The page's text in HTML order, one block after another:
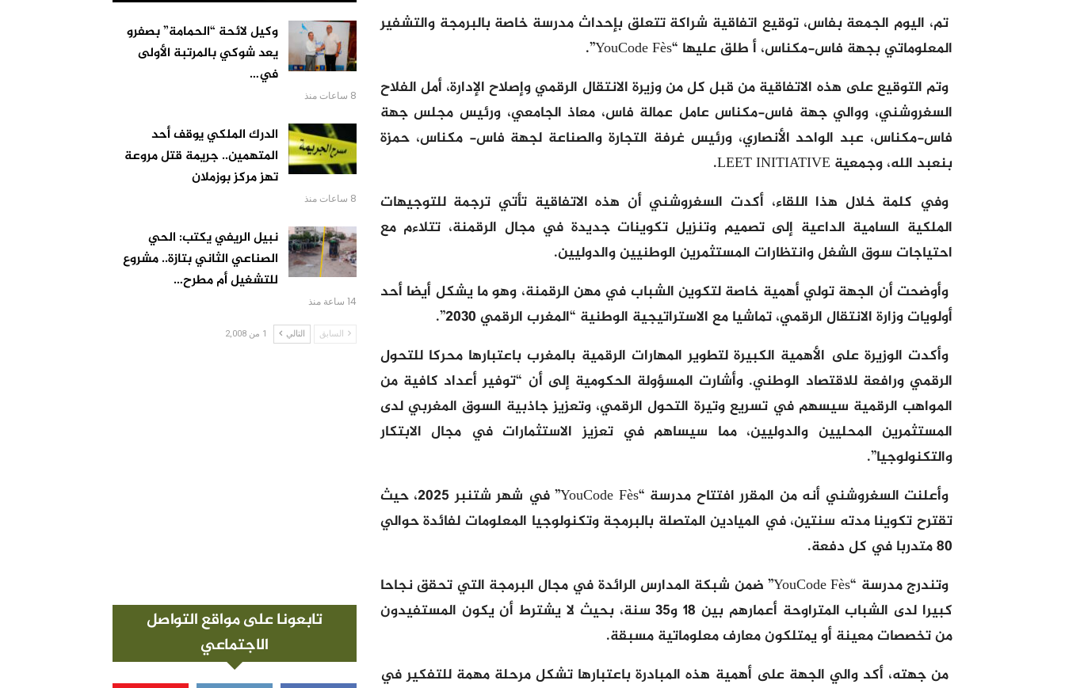
تم، اليوم الجمعة بفاس، توقيع اتفاقية شراكة تتعلق بإحداث مدرسة خاصة بالبرمجة والتشفير
المعلوماتي بجهة فاس-مكناس، أ طلق عليها “YouCode Fès”.
وتم التوقيع على هذه الاتفاقية من قبل كل من وزيرة الانتقال الرقمي وإصلاح الإدارة، أمل الفلاح
السغروشني، ووالي جهة فاس-مكناس عامل عمالة فاس، معاذ الجامعي، ورئيس مجلس جهة
فاس-مكناس، عبد الواحد الأنصاري، ورئيس غرفة التجارة والصناعة لجهة فاس- مكناس، حمزة
بنعبد الله، وجمعية LEET INITIATIVE.
وفي كلمة خلال هذا اللقاء، أكدت السغروشني أن هذه الاتفاقية تأتي ترجمة للتوجيهات
الملكية السامية الداعية إلى تصميم وتنزيل تكوينات جديدة في مجال الرقمنة، تتلاءم مع
احتياجات سوق الشغل وانتظارات المستثمرين الوطنيين والدوليين.
وأوضحت أن الجهة تولي أهمية خاصة لتكوين الشباب في مهن الرقمنة، وهو ما يشكل أيضا أحد
أولويات وزارة الانتقال الرقمي، تماشيا مع الاستراتيجية الوطنية “المغرب الرقمي 2030”.
وأكدت الوزيرة على الأهمية الكبيرة لتطوير المهارات الرقمية بالمغرب باعتبارها محركا للتحول
الرقمي ورافعة للاقتصاد الوطني. وأشارت المسؤولة الحكومية إلى أن “توفير أعداد كافية من
المواهب الرقمية سيسهم في تسريع وتيرة التحول الرقمي، وتعزيز جاذبية السوق المغربي لدى
المستثمرين المحليين والدوليين، مما سيساهم في تعزيز الاستثمارات في مجال الابتكار
والتكنولوجيا”.
وأعلنت السغروشني أنه من المقرر افتتاح مدرسة “YouCode Fès” في شهر شتنبر 2025، حيث
تقترح تكوينا مدته سنتين، في الميادين المتصلة بالبرمجة وتكنولوجيا المعلومات لفائدة حوالي
80 متدربا في كل دفعة.
وتندرج مدرسة “YouCode Fès” ضمن شبكة المدارس الرائدة في مجال البرمجة التي تحقق نجاحا
كبيرا لدى الشباب المتراوحة أعمارهم بين 18 و35 سنة، بحيث لا يشترط أن يكون المستفيدون
من تخصصات معينة أو يمتلكون معارف معلوماتية مسبقة.
من جهته، أكد والي الجهة على أهمية هذه المبادرة باعتبارها تشكل مرحلة مهمة للتفكير في
وكيل لائحة “الحمامة” بصفرو
يعد شوكي بالمرتبة الأولى
في…
8 ساعات منذ
الدرك الملكي يوقف أحد
المتهمين.. جريمة قتل مروعة
تهز مركز بوزملان
8 ساعات منذ
نبيل الريفي يكتب: الحي
الصناعي الثاني بتازة.. مشروع
للتشغيل أم مطرح…
14 ساعة منذ
السابق التالي 1 من 2,008
تابعونا على مواقع التواصل
الاجتماعي